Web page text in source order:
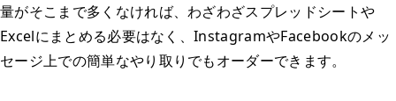
量がそこまで多くなければ、わざわざスプレッドシートや
Excelにまとめる必要はなく、InstagramやFacebookのメッ
セージ上での簡単なやり取りでもオーダーできます。